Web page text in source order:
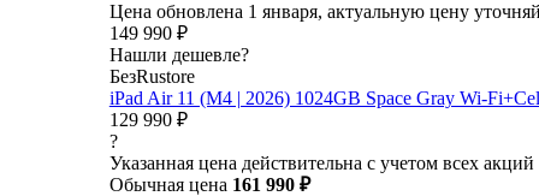
Цена обновлена 1 января, актуальную цену
149 990 ₽
Нашли дешевле?
БезRustore
iPad Air 11 (M4 | 2026) 1024GB Space Gray Wi-
129 990 ₽
?
Указанная цена действительна с учетом всех акций
Обычная цена 161 990 ₽